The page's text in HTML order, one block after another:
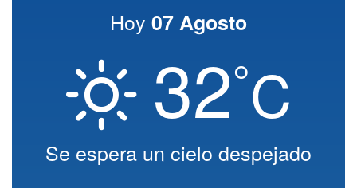
Hoy 07 Agosto
32°C
Se espera un cielo despejado